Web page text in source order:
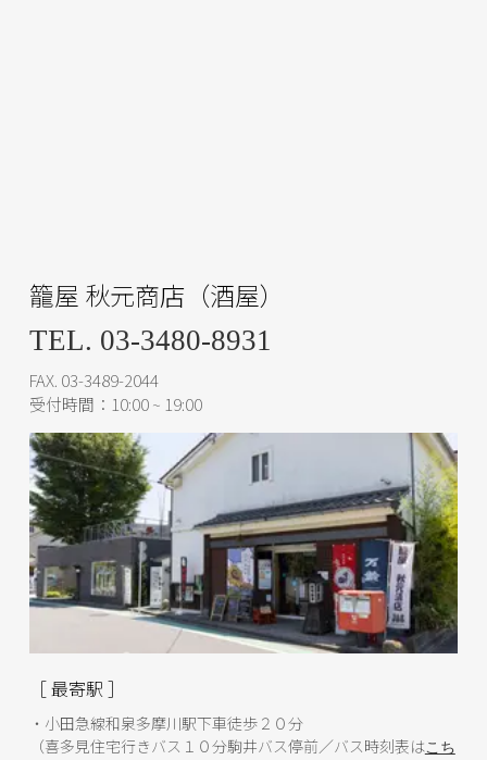
籠屋 秋元商店（酒屋）
TEL. 03-3480-8931
FAX. 03-3489-2044
受付時間：10:00 ~ 19:00
［ 最寄駅 ］
・小田急線和泉多摩川駅下車徒歩２０分
（喜多見住宅行きバス１０分駒井バス停前／バス時刻表はこち